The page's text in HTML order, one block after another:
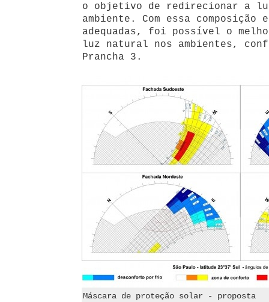
o objetivo de redirecionar a
ambiente. Com essa composição
adequadas, foi possível o
luz natural nos ambientes,
Prancha 3.
Máscara de proteção solar - proposta